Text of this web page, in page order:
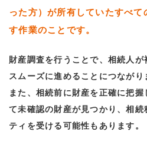
った方）が所有していたすべて
す作業のことです。
財産調査を行うことで、相続人
スムーズに進めることにつながり
また、相続前に財産を正確に把
て未確認の財産が見つかり、相
ティを受ける可能性もあります。